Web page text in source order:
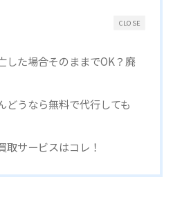
CLOSE
した場合そのままでOK？廃
どうなら無料で代行しても
取サービスはコレ！